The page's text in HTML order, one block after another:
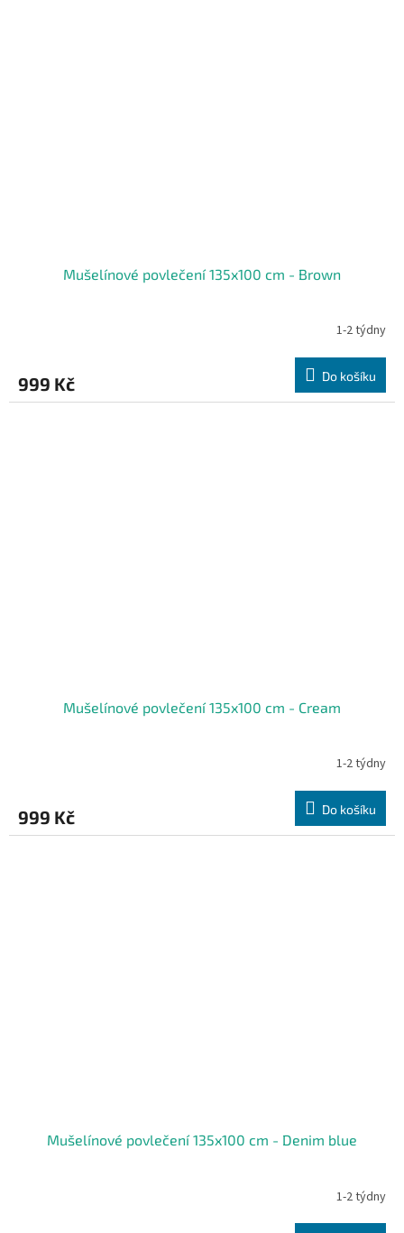
Mušelínové povlečení 135x100 cm - Brown
1-2 týdny
999 Kč Do košíku
Mušelínové povlečení 135x100 cm - Cream
1-2 týdny
999 Kč Do košíku
Mušelínové povlečení 135x100 cm - Denim blue
1-2 týdny